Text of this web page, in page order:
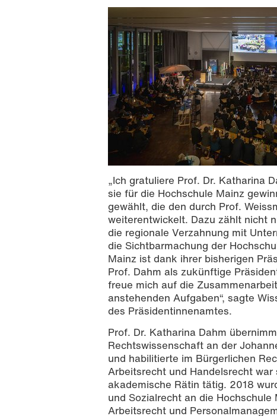
„Ich gratuliere Prof. Dr. Katharina
sie für die Hochschule Mainz
gewählt, die den durch Prof.
weiterentwickelt. Dazu zählt nicht
die regionale Verzahnung mit
die Sichtbarmachung der
Mainz ist dank ihrer bisherigen
Prof. Dahm als zukünftige
freue mich auf die
anstehenden Aufgaben“, sagte
des Präsidentinnenamtes.
Prof. Dr. Katharina Dahm
Rechtswissenschaft an der
und habilitierte im Bürgerlichen
Arbeitsrecht und Handelsrecht
akademische Rätin tätig. 2018
und Sozialrecht an die
Arbeitsrecht und